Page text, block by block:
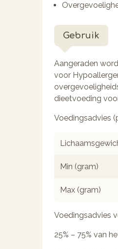
Gebruik
Aangeraden
voor
dieetvoeding
Voedingsadvies
Min (gram)
Max (gram)
Voedingsadvies
25% – 75% van